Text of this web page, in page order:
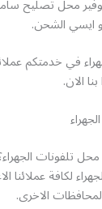
محل تصليح
ايسي الشحن.
في خدمتكم
الان.
تلفونات
لكافة عملائنا
الاخرى.